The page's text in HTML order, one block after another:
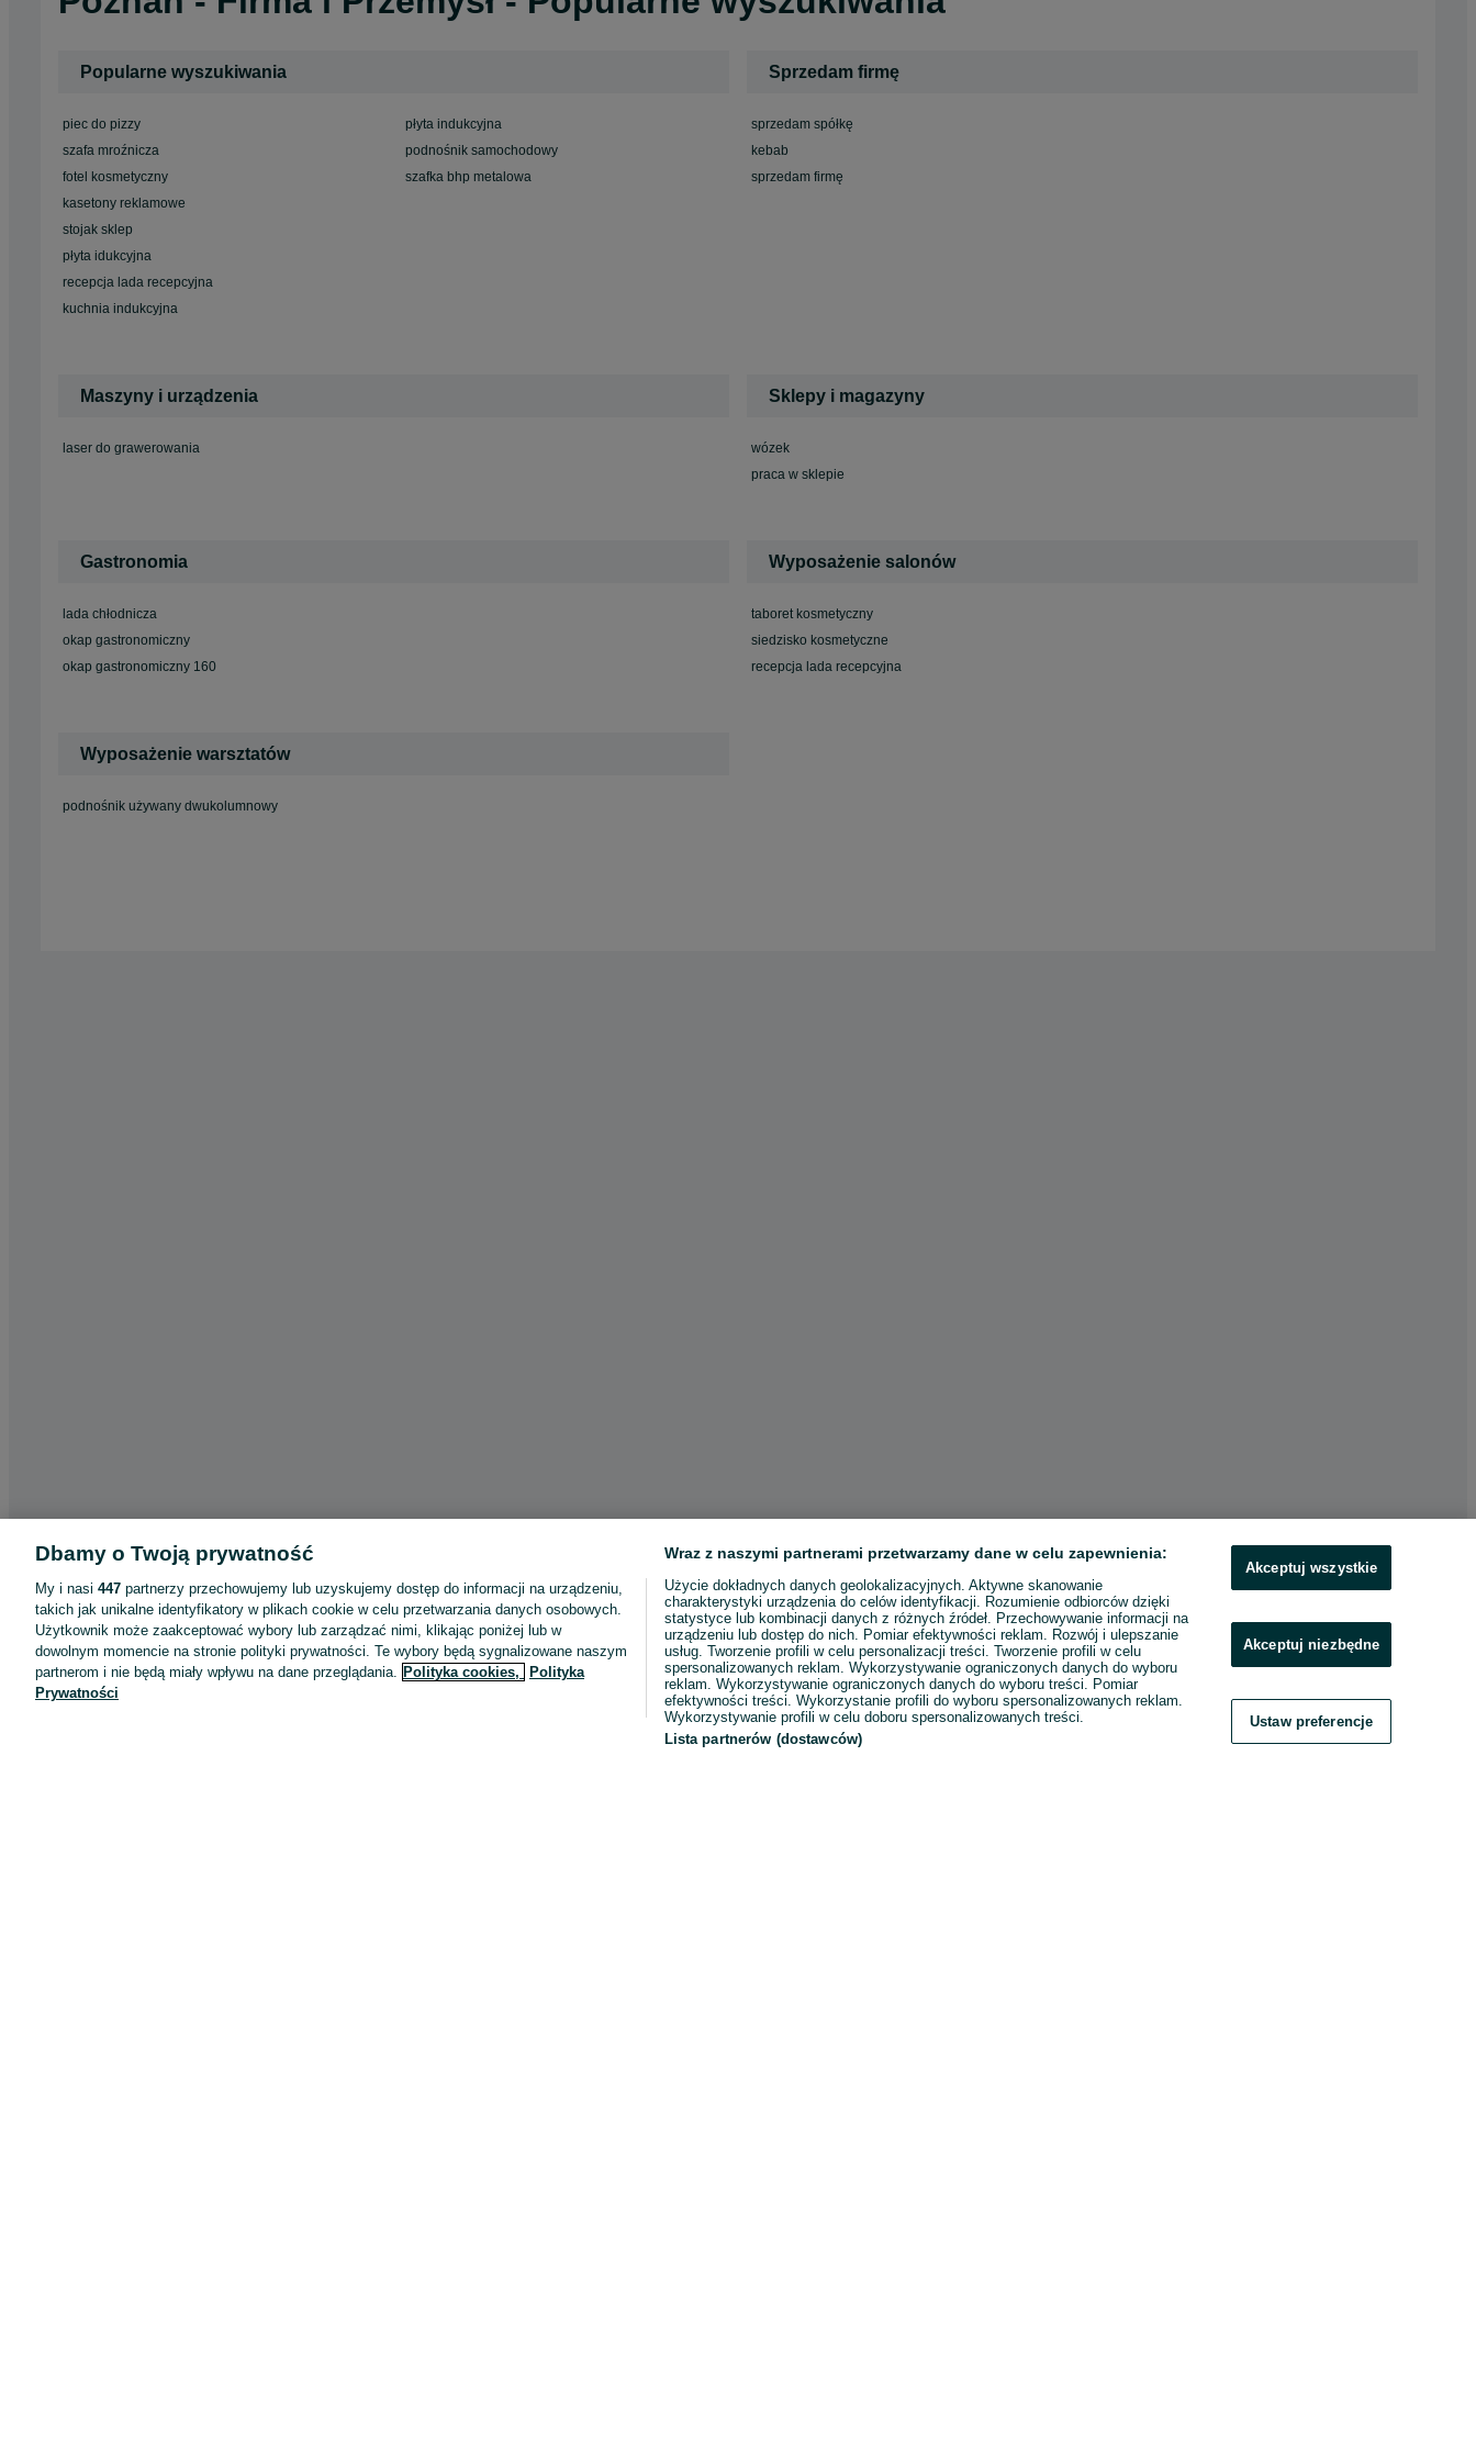
Popularne wyszukiwania
piec do pizzy
szafa mroźnicza
fotel kosmetyczny
kasetony reklamowe
stojak sklep
płyta idukcyjna
recepcja lada recepcyjna
kuchnia indukcyjna
płyta indukcyjna
podnośnik samochodowy
szafka bhp metalowa
Sprzedam firmę
sprzedam spółkę
kebab
sprzedam firmę
Maszyny i urządzenia
laser do grawerowania
Sklepy i magazyny
wózek
praca w sklepie
Gastronomia
lada chłodnicza
okap gastronomiczny
okap gastronomiczny 160
Wyposażenie salonów
taboret kosmetyczny
siedzisko kosmetyczne
recepcja lada recepcyjna
Wyposażenie warsztatów
podnośnik używany dwukolumnowy
Dbamy o Twoją prywatność
My i nasi 447 partnerzy przechowujemy lub uzyskujemy dostęp do informacji na urządzeniu,
takich jak unikalne identyfikatory w plikach cookie w celu przetwarzania danych osobowych.
Użytkownik może zaakceptować wybory lub zarządzać nimi, klikając poniżej lub w
dowolnym momencie na stronie polityki prywatności. Te wybory będą sygnalizowane naszym
partnerom i nie będą miały wpływu na dane przeglądania. Polityka cookies,
Polityka
Prywatności
Wraz z naszymi partnerami przetwarzamy dane w celu zapewnienia:
Użycie dokładnych danych geolokalizacyjnych. Aktywne skanowanie
charakterystyki urządzenia do celów identyfikacji. Rozumienie odbiorców dzięki
statystyce lub kombinacji danych z różnych źródeł. Przechowywanie informacji na
urządzeniu lub dostęp do nich. Pomiar efektywności reklam. Rozwój i ulepszanie
usług. Tworzenie profili w celu personalizacji treści. Tworzenie profili w celu
spersonalizowanych reklam. Wykorzystywanie ograniczonych danych do wyboru
reklam. Wykorzystywanie ograniczonych danych do wyboru treści. Pomiar
efektywności treści. Wykorzystanie profili do wyboru spersonalizowanych reklam.
Wykorzystywanie profili w celu doboru spersonalizowanych treści.
Lista partnerów (dostawców)
Akceptuj wszystkie
Akceptuj niezbędne
Ustaw preferencje